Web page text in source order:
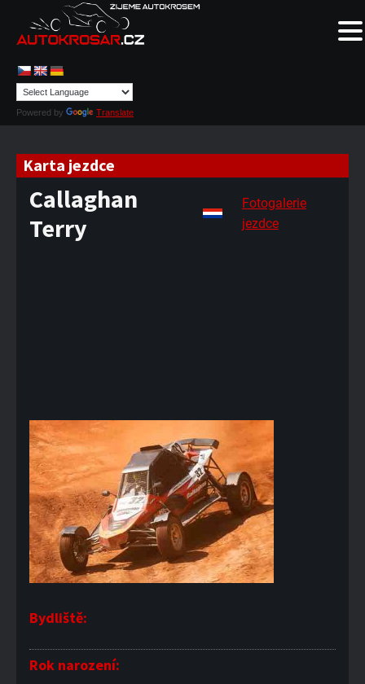
Powered by Translate
Karta jezdce
Callaghan
Terry
Fotogalerie
jezdce
Bydliště:
Rok narození: